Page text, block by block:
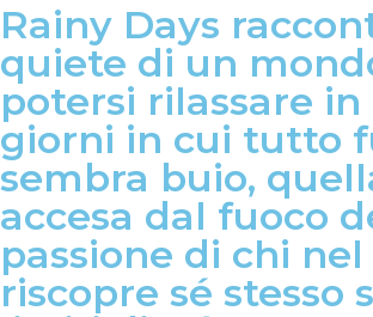
Rainy Days
quiete di un
potersi rilassare in
giorni in cui tutto
sembra buio,
accesa dal fuoco
passione di chi
riscopre sé stesso